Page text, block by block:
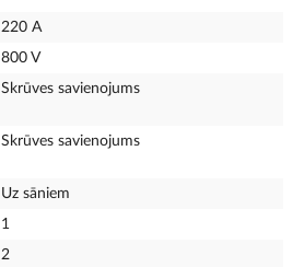
220 A
800 V
Skrūves savienojums
Skrūves savienojums
Uz sāniem
1
2